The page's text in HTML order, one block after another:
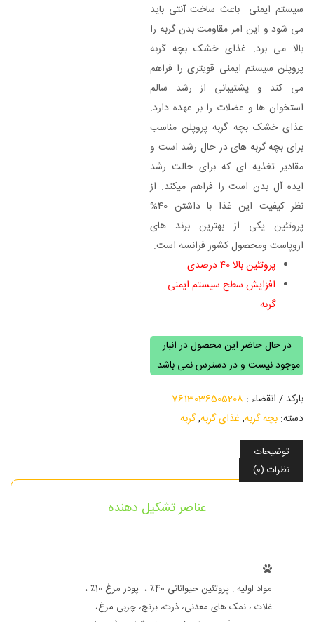
سیستم ایمنی باعث ساخت آنتی باید
می شود و این امر مقاومت بدن گربه را
بالا می برد. غذای خشک بچه گربه
پروپلن سیستم ایمنی قویتری را فراهم
می کند و پشتیبانی از رشد سالم
استخوان ها و عضلات را بر عهده دارد.
غذای خشک بچه گربه پروپلن مناسب
برای بچه گربه های در حال رشد است و
مقادیر تغذیه ای که برای حالت رشد
ایده آل بدن است را فراهم میکند. از
نظر کیفیت این غذا با داشتن 40%
پروتئین یکی از بهترین برند های
اروپاست ومحصول کشور فرانسه است.
پروتئین بالا 40 درصدی
افزایش سطح سیستم ایمنی
گربه
در حال حاضر این محصول در انبار
موجود نیست و در دسترس نمی باشد.
بارکد / انقضاء : 7613036505208
دسته:بچه گربه, غذای گربه,گربه
توضیحات
نظرات (0)
عناصر تشکیل دهنده
مواد اولیه : پروتئین حیوانانی 40٪ ، پودر مرغ 10٪ ،
غلات ، نمک های معدنی، ذرت، برنج، چربی مرغ،